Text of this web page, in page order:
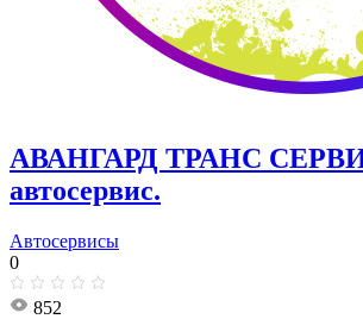
АВАНГАРД ТРАНС
автосервис.
Автосервисы
0
852